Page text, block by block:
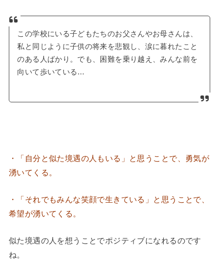
この学校にいる子どもたちのお父さんやお母さんは、
私と同じように子供の将来を悲観し、涙に暮れたこと
のある人ばかり。でも、困難を乗り越え、みんな前を
向いて歩いている…
・「自分と似た境遇の人もいる」と思うことで、勇気が
湧いてくる。
・「それでもみんな笑顔で生きている」と思うことで、
希望が湧いてくる。
似た境遇の人を想うことでポジティブになれるのです
ね。